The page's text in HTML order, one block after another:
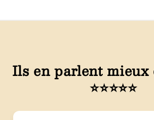
Ils en parlent mieux
⭐⭐⭐⭐⭐